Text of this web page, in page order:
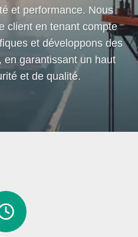
et performance. Nous
client en tenant compte
et développons des
en garantissant un haut
et de qualité.